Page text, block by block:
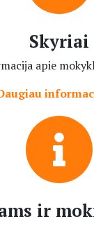
Skyriai
apie
ir